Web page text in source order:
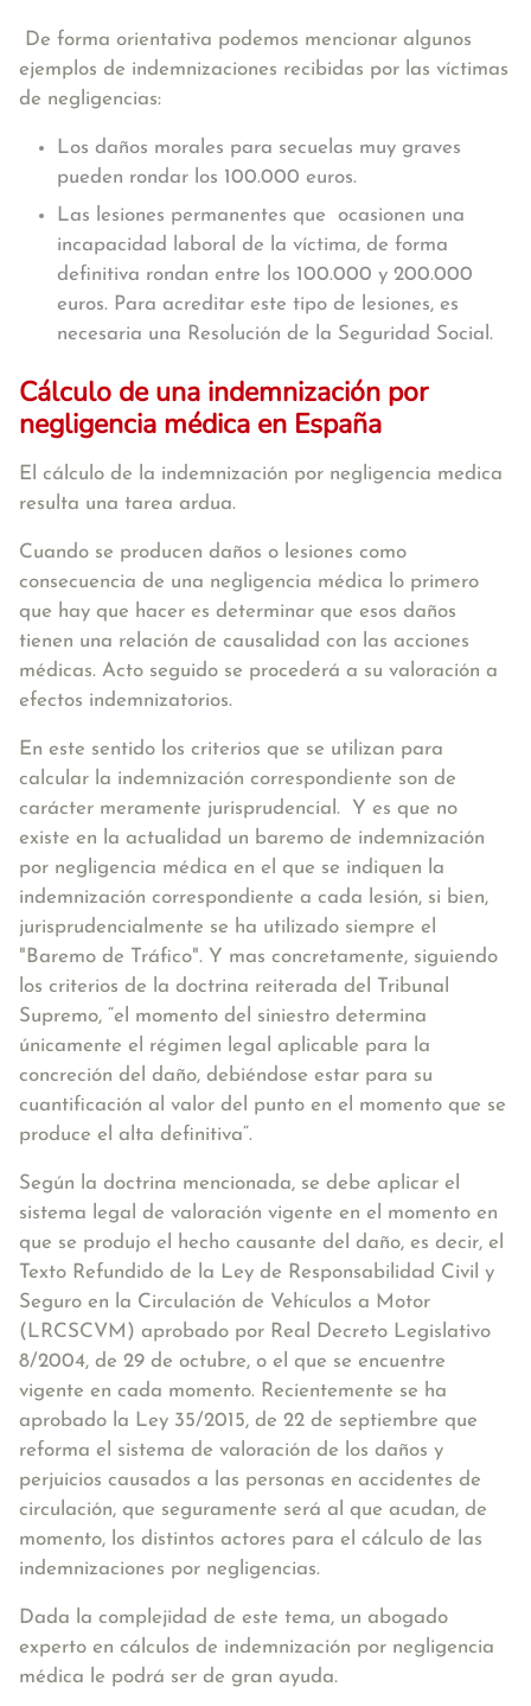
De forma orientativa podemos mencionar algunos
ejemplos de indemnizaciones recibidas por las víctimas
de negligencias:
Los daños morales para secuelas muy graves
pueden rondar los 100.000 euros.
Las lesiones permanentes que ocasionen una
incapacidad laboral de la víctima, de forma
definitiva rondan entre los 100.000 y 200.000
euros. Para acreditar este tipo de lesiones, es
necesaria una Resolución de la Seguridad Social.
Cálculo de una indemnización por
negligencia médica en España
El cálculo de la indemnización por negligencia medica
resulta una tarea ardua.
Cuando se producen daños o lesiones como
consecuencia de una negligencia médica lo primero
que hay que hacer es determinar que esos daños
tienen una relación de causalidad con las acciones
médicas. Acto seguido se procederá a su valoración a
efectos indemnizatorios.
En este sentido los criterios que se utilizan para
calcular la indemnización correspondiente son de
carácter meramente jurisprudencial. Y es que no
existe en la actualidad un baremo de indemnización
por negligencia médica en el que se indiquen la
indemnización correspondiente a cada lesión, si bien,
jurisprudencialmente se ha utilizado siempre el
"Baremo de Tráfico". Y mas concretamente, siguiendo
los criterios de la doctrina reiterada del Tribunal
Supremo, “el momento del siniestro determina
únicamente el régimen legal aplicable para la
concreción del daño, debiéndose estar para su
cuantificación al valor del punto en el momento que se
produce el alta definitiva“.
Según la doctrina mencionada, se debe aplicar el
sistema legal de valoración vigente en el momento en
que se produjo el hecho causante del daño, es decir, el
Texto Refundido de la Ley de Responsabilidad Civil y
Seguro en la Circulación de Vehículos a Motor
(LRCSCVM) aprobado por Real Decreto Legislativo
8/2004, de 29 de octubre, o el que se encuentre
vigente en cada momento. Recientemente se ha
aprobado la Ley 35/2015, de 22 de septiembre que
reforma el sistema de valoración de los daños y
perjuicios causados a las personas en accidentes de
circulación, que seguramente será al que acudan, de
momento, los distintos actores para el cálculo de las
indemnizaciones por negligencias.
Dada la complejidad de este tema, un abogado
experto en cálculos de indemnización por negligencia
médica le podrá ser de gran ayuda.